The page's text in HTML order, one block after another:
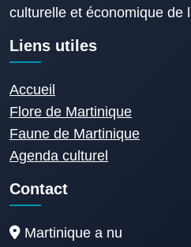
culturelle et économique de
Liens utiles
Accueil
Flore de Martinique
Faune de Martinique
Agenda culturel
Contact
Martinique a nu